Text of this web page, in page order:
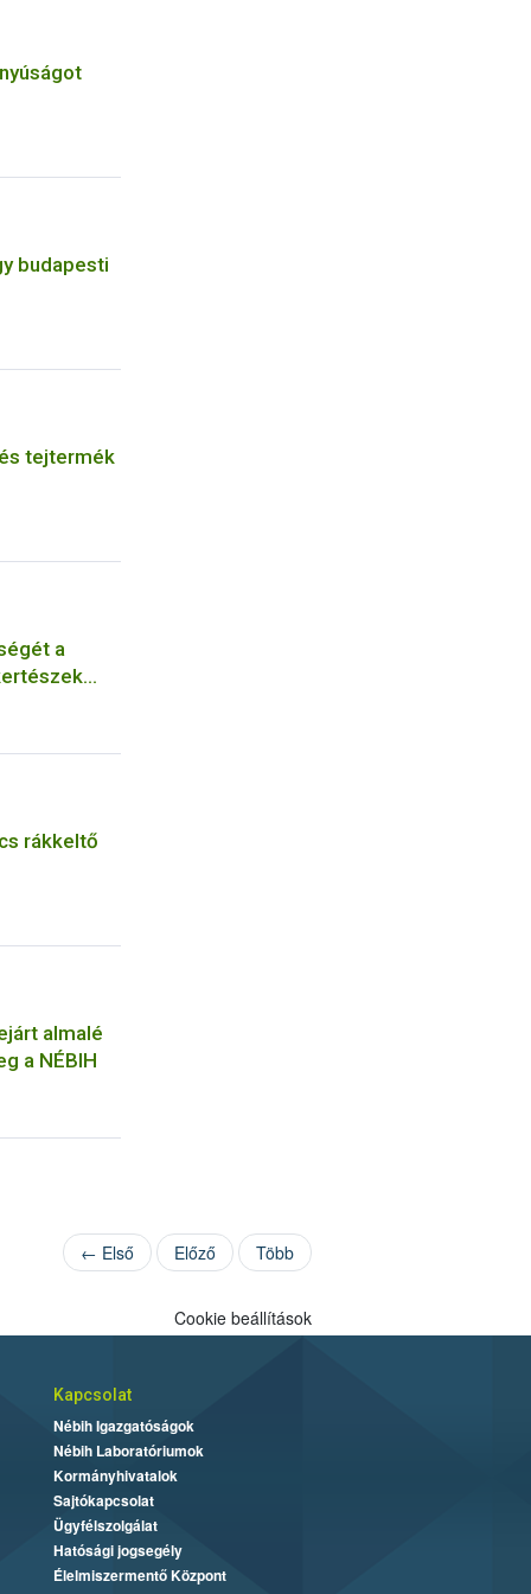
budapesti
tejtermék
a
rákkeltő
almalé
a NÉBIH
← Első Előző Több
Cookie beállítások
Kapcsolat
Nébih Igazgatóságok
Nébih Laboratóriumok
Kormányhivatalok
Sajtókapcsolat
Ügyfélszolgálat
Hatósági jogsegély
Élelmiszermentő Központ